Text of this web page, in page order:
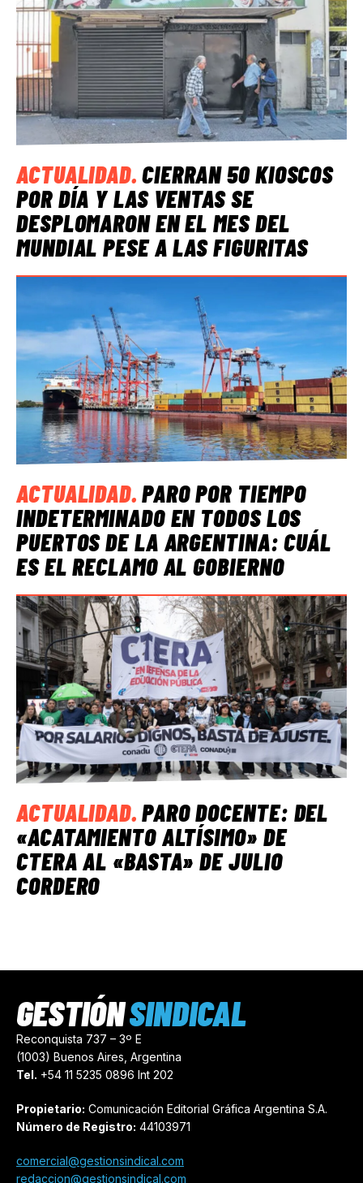
ACTUALIDAD.CIERRAN 50 KIOSCOS
POR DÍA Y LAS VENTAS SE
DESPLOMARON EN EL MES DEL
MUNDIAL PESE A LAS FIGURITAS
ACTUALIDAD.PARO POR TIEMPO
INDETERMINADO EN TODOS LOS
PUERTOS DE LA ARGENTINA: CUÁL
ES EL RECLAMO AL GOBIERNO
ACTUALIDAD.PARO DOCENTE: DEL
«ACATAMIENTO ALTÍSIMO» DE
CTERA AL «BASTA» DE JULIO
CORDERO
Reconquista 737 – 3º E
(1003) Buenos Aires, Argentina
Tel. +54 11 5235 0896 Int 202
Propietario: Comunicación Editorial Gráfica Argentina S.A.
Número de Registro: 44103971
comercial@gestionsindical.com
redaccion@gestionsindical.com
GESTIÓNSINDICAL